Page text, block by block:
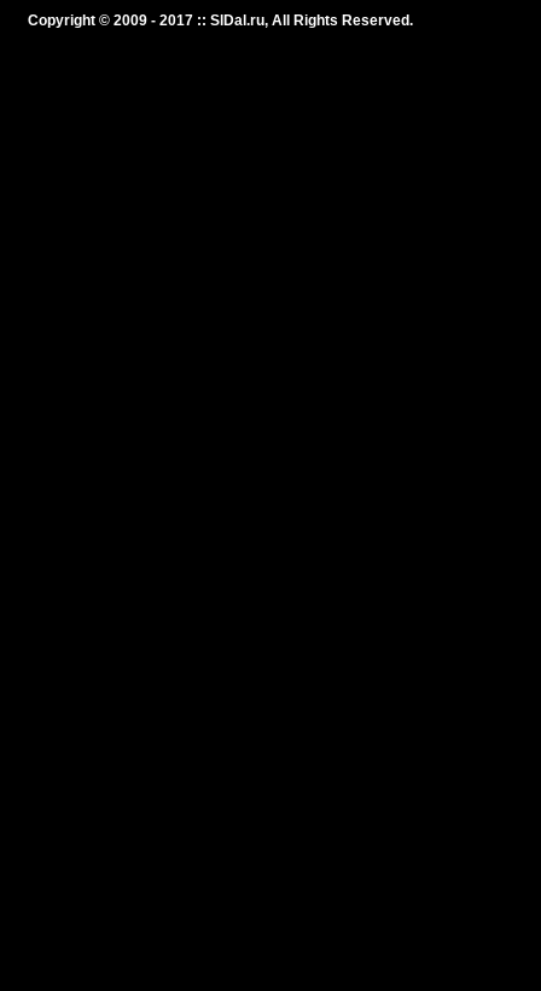
Copyright © 2009 - 2017 :: SlDal.ru, All Rights Reserved.